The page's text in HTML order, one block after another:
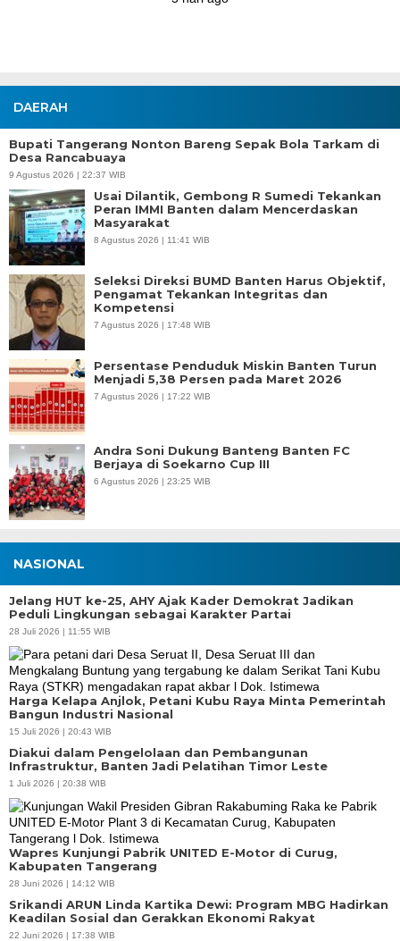
DAERAH
Bupati Tangerang Nonton Bareng Sepak Bola Tarkam di
Desa Rancabuaya
9 Agustus 2026 | 22:37 WIB
Usai Dilantik, Gembong R Sumedi Tekankan
Peran IMMI Banten dalam Mencerdaskan
Masyarakat
8 Agustus 2026 | 11:41 WIB
Seleksi Direksi BUMD Banten Harus Objektif,
Pengamat Tekankan Integritas dan
Kompetensi
7 Agustus 2026 | 17:48 WIB
Persentase Penduduk Miskin Banten Turun
Menjadi 5,38 Persen pada Maret 2026
7 Agustus 2026 | 17:22 WIB
Andra Soni Dukung Banteng Banten FC
Berjaya di Soekarno Cup III
6 Agustus 2026 | 23:25 WIB
NASIONAL
Jelang HUT ke-25, AHY Ajak Kader Demokrat Jadikan
Peduli Lingkungan sebagai Karakter Partai
28 Juli 2026 | 11:55 WIB
Harga Kelapa Anjlok, Petani Kubu Raya Minta Pemerintah
Bangun Industri Nasional
15 Juli 2026 | 20:43 WIB
Diakui dalam Pengelolaan dan Pembangunan
Infrastruktur, Banten Jadi Pelatihan Timor Leste
1 Juli 2026 | 20:38 WIB
Wapres Kunjungi Pabrik UNITED E-Motor di Curug,
Kabupaten Tangerang
28 Juni 2026 | 14:12 WIB
Srikandi ARUN Linda Kartika Dewi: Program MBG Hadirkan
Keadilan Sosial dan Gerakkan Ekonomi Rakyat
22 Juni 2026 | 17:38 WIB